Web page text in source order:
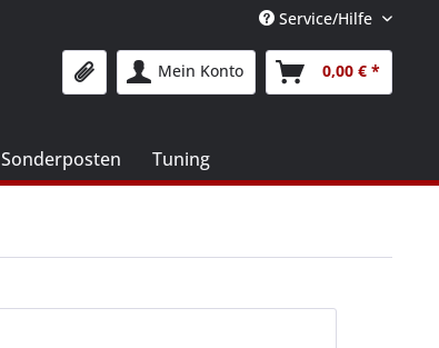
Service/Hilfe
Mein Konto 0,00 € *
Sonderposten Tuning